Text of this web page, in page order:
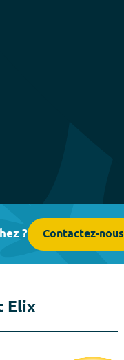
? Contactez-nous
Elix